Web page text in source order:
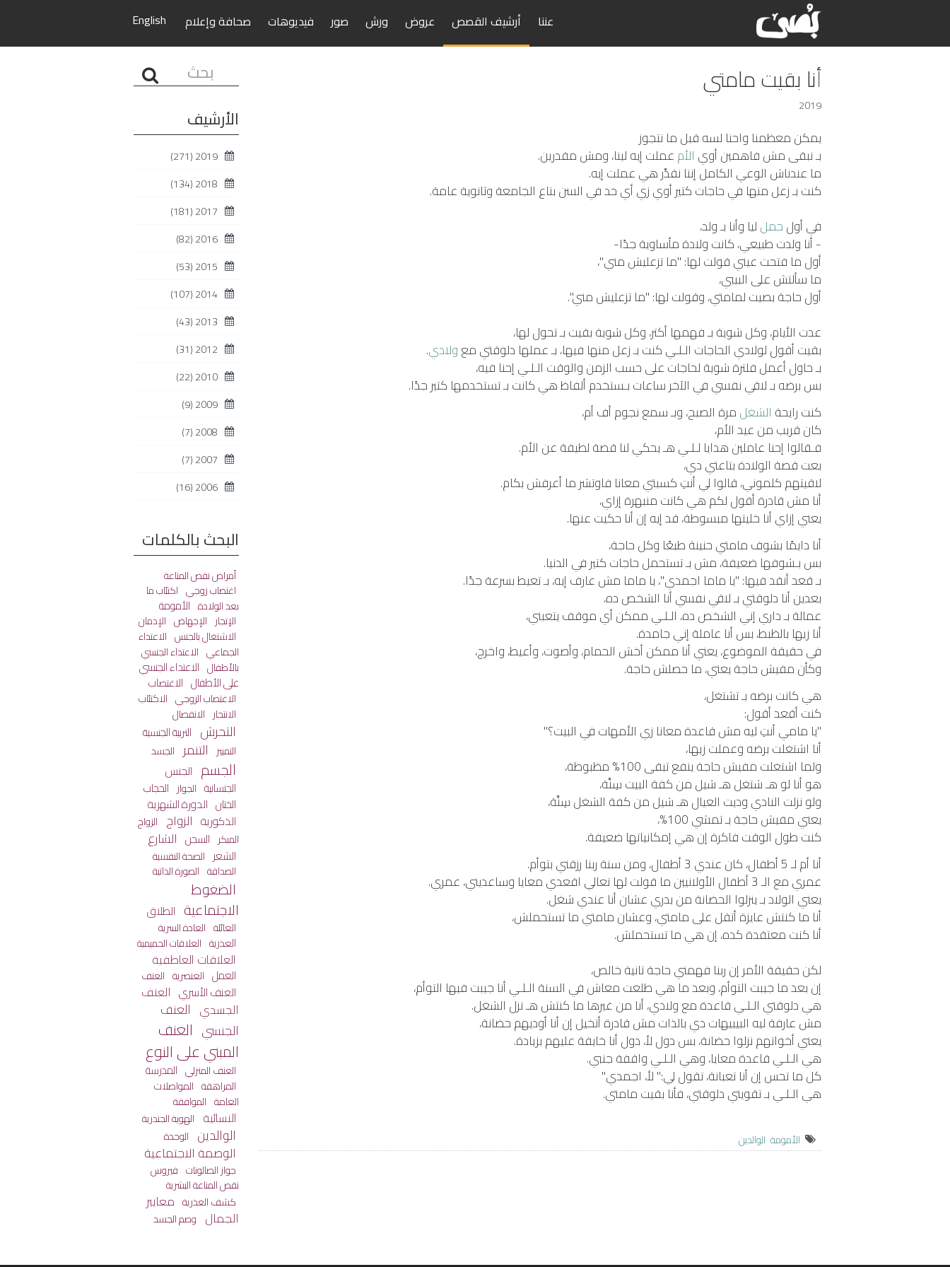
English عننا أرشيف القصص عروض ورش صور فيديوهات صحافة وإعلام
أنا بقيت مامتي
2019
­­يمكن معظمنا واحنا لسه قبل ما نتجوز
بـ نبقى مش فاهمين أوي الأمعملت إيه لينا، ومش مقدرين.
ما عندناش الوعي الكامل إننا نقدَّر هي عملت إيه.
كنت بـ زعل منها في حاجات كتير أوي زي أي حد في السن بتاع الجامعة وثانوية عامة.
في أولحملليا وأنا بـ ولد،
- أنا ولدت طبيعي، كانت ولادة مأساوية جدًا-
أول ما فتحت عيني قولت لها: "ما تزعليش مني"،
ما سألتش على البيبي،
أول حاجة بصيت لمامتي، وقولت لها: "ما تزعليش مني".
عدت الأيام، وكل شوية بـ فهمها أكتر، وكل شوية بقيت بـ تحول لها،
بقيت أقول لولادي الحاجات الـلـي كنت بـ زعل منها فيها، بـ عملها دلوقتي معولادي.
بـ حاول أعمل فلترة شوية لحاجات على حسب الزمن والوقت الـلـي إحنا فيه،
بس برضه بـ لاقي نفسي في الآخر ساعات بـستخدم ألفاظ هي كانت بـ تستخدمها كتير جدًا.
كنت رايحة الشغلمرة الصبح، وبـ سمع نجوم أف أم،
كان قريب من عيد الأم،
فـقالوا إحنا عاملين هدايا لـلـي هـ يحكي لنا قصة لطيفة عن الأم.
بعت قصة الولادة بتاعتي دي،
لاقيتهم كلموني، قالوا لي أنتِ كسبتي معانا فاوتشر ما أعرفش بكام.
أنا مش قادرة أقول لكم هي كانت منبهرة إزاي،
يعني إزاي أنا خليتها مبسوطة، قد إيه إن أنا حكيت عنها.
أنا دايمًا بشوف مامتي حنينة طبعًا وكل حاجة،
بس بـشوفها ضعيفة، مش بـ تستحمل حاجات كتير في الدنيا.
بـ قعد أنقد فيها: "يا ماما اجمدي"، يا ماما مش عارف إيه، بـ تعيط بسرعة جدًا.
بعدين أنا دلوقتي بـ لاقي نفسي أنا الشخص ده،
عمالة بـ داري إني الشخص ده، الـلـي ممكن أي موقف يتعبني،
أنا زيها بالظبط، بس أنا عاملة إني جامدة.
في حقيقة الموضوع، يعني أنا ممكن أخش الحمام، وأصوت، وأعيط، واخرج،
وكأن مفيش حاجة يعني، ما حصلش حاجة.
هي كانت برضه بـ تشتغل،
كنت أقعد أقول:
"يا مامي أنتِ ليه مش قاعدة معانا زي الأمهات في البيت؟"
أنا اشتغلت برضه وعملت زيها،
ولما اشتغلت مفيش حاجة ينفع تبقى 100% مظبوطة،
هو أنا لو هـ شتغل هـ شيل من كفة البيت سِنَّة،
ولو نزلت النادي وديت العيال هـ شيل من كفة الشغل سِنَّة،
يعني مفيش حاجة بـ تمشي 100%،
كنت طول الوقت فاكرة إن هي إمكانياتها ضعيفة.
أنا أم لـ 5 أطفال، كان عندي 3 أطفال، ومن سنة ربنا رزقني بتوأم.
عمري مع الـ 3 أطفال الأولانيين ما قولت لها تعالي اقعدي معايا وساعديني، عمري.
يعني الولاد بـ ينزلوا الحضانة من بدري عشان أنا عندي شغل.
أنا ما كنتش عايزة أتقل على مامتي، وعشان مامتي ما تستحملش،
أنا كنت معتقدة كده، إن هي ما تستحملش.
لكن حقيقة الأمر إن ربنا فهمني حاجة تانية خالص،
إن بعد ما جيبت التوأم، وبعد ما هي طلعت معاش في السنة الـلـي أنا جيبت فيها التوأم،
هي دلوقتي الـلـي قاعدة مع ولادي، أنا من غيرها ما كنتش هـ نزل الشغل.
مش عارفة ليه البيبيهات دي بالذات مش قادرة أتخيل إن أنا أوديهم حضانة،
يعني أخواتهم نزلوا حضانة، بس دول لأ، دول أنا خايفة عليهم بزيادة.
هي الـلـي قاعدة معايا، وهي الـلـي واقفة جنبي.
كل ما تحس إن أنا تعبانة، تقول لي:" لأ، اجمدي"
هي الـلـي بـ تقويني دلوقتي، فأنا بقيت مامتي.
الأمومة الوالدين
البحث...
الأرشيف
2019
(271)
2018
(134)
2017
(181)
2016
(82)
2015
(53)
2014
(107)
2013
(43)
2012
(31)
2010
(22)
2009
(9)
2008
(7)
2007
(7)
2006
(16)
البحث بالكلمات
أمراض نقص المناعة
اغتصاب زوجي اكتئاب ما
بعد الولادة الأمومة
الإتجار الإجهاض الإدمان
الاشتغال بالجنس الاعتداء
الجماعي الاعتداء الجنسي
بالأطفال الاعتداء الجنسي
على الأطفال الاغتصاب
الاغتصاب الزوجي الاكتئاب
الانتحار الانفصال
التحرش التربية الجنسية
التمييز التنمر الجسد
الجسم الجنس
الجنسانية الجواز الحجاب
الختان الدورة الشهرية
الذكورية الزواج الزواج
المبكر السجن الشارع
الشعر الصحة النفسية
الصداقة الصورة الذاتية
الضغوط
الاجتماعية الطلاق
العائلة العادة السرية
العذرية العلاقات الحميمية
العلاقات العاطفية
العمل العنصرية العنف
العنف الأسري العنف
الجسدي العنف
الجنسي العنف
المبني على النوع
العنف المنزلي المدرسة
المراهقة المواصلات
العامة الموافقة
النسائية الهوية الجندرية
الوالدين الوحدة
الوصمة الاجتماعية
جواز الصالونات فيروس
نقص المناعة البشرية
كشف العذرية معايير
الجمال وصم الجسد